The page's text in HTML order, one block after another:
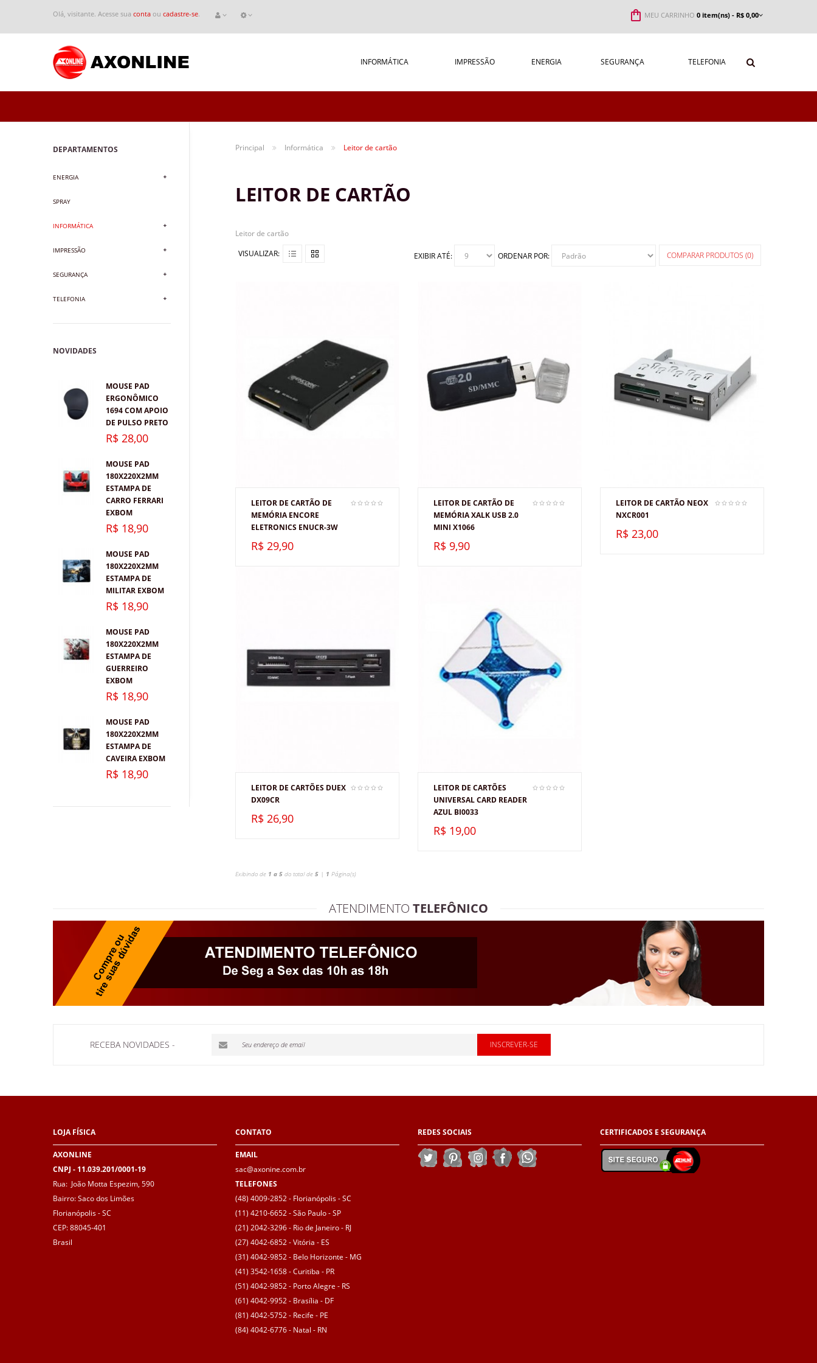
Olá, visitante. Acesse sua conta ou cadastre-se. MEU CARRINHO 0 item(ns) - R$ 0,00
INFORMÁTICA IMPRESSÃO ENERGIA SEGURANÇA TELEFONIA
DEPARTAMENTOS
ENERGIA
SPRAY
INFORMÁTICA
IMPRESSÃO
SEGURANÇA
TELEFONIA
NOVIDADES
MOUSE PAD
ERGONÔMICO
1694 COM APOIO
DE PULSO PRETO
R$ 28,00
MOUSE PAD
180X220X2MM
ESTAMPA DE
CARRO FERRARI
EXBOM
R$ 18,90
MOUSE PAD
180X220X2MM
ESTAMPA DE
MILITAR EXBOM
R$ 18,90
MOUSE PAD
180X220X2MM
ESTAMPA DE
GUERREIRO
EXBOM
R$ 18,90
MOUSE PAD
180X220X2MM
ESTAMPA DE
CAVEIRA EXBOM
R$ 18,90
Principal Informática Leitor de cartão
LEITOR DE CARTÃO
Leitor de cartão
VISUALIZAR:
COMPARAR PRODUTOS (0)
ORDENAR POR:
EXIBIR ATÉ:
LEITOR DE CARTÃO DE
MEMÓRIA ENCORE
ELETRONICS ENUCR-3W
R$ 29,90
LEITOR DE CARTÃO DE
MEMÓRIA XALK USB 2.0
MINI X1066
R$ 9,90
LEITOR DE CARTÃO NEOX
NXCR001
R$ 23,00
LEITOR DE CARTÕES DUEX
DX09CR
R$ 26,90
LEITOR DE CARTÕES
UNIVERSAL CARD READER
AZUL BI0033
R$ 19,00
Exibindo de 1 a 5 do total de 5 | 1 Página(s)
ATENDIMENTO TELEFÔNICO
RECEBA NOVIDADES - INSCREVER-SE
LOJAFÍSICA
AXONLINE
CNPJ - 11.039.201/0001-19
Rua: João Motta Espezim, 590
Bairro: Saco dos Limões
Florianópolis - SC
CEP: 88045-401
Brasil
CONTATO
EMAIL
sac@axonine.com.br
TELEFONES
(48) 4009-2852 - Florianópolis - SC
(11) 4210-6652 - São Paulo - SP
(21) 2042-3296 - Rio de Janeiro - RJ
(27) 4042-6852 - Vitória - ES
(31) 4042-9852 - Belo Horizonte - MG
(41) 3542-1658 - Curitiba - PR
(51) 4042-9852 - Porto Alegre - RS
(61) 4042-9952 - Brasília - DF
(81) 4042-5752 - Recife - PE
(84) 4042-6776 - Natal - RN
REDESSOCIAIS CERTIFICADOS E SEGURANÇA